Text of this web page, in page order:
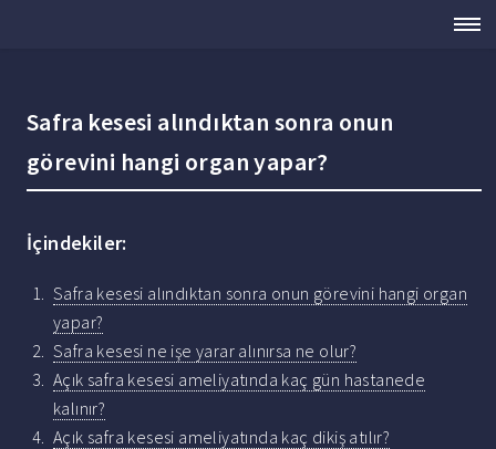
Safra kesesi alındıktan sonra onun
görevini hangi organ yapar?
İçindekiler:
Safra kesesi alındıktan sonra onun görevini hangi organ
yapar?
Safra kesesi ne işe yarar alınırsa ne olur?
Açık safra kesesi ameliyatında kaç gün hastanede
kalınır?
Açık safra kesesi ameliyatında kaç dikiş atılır?